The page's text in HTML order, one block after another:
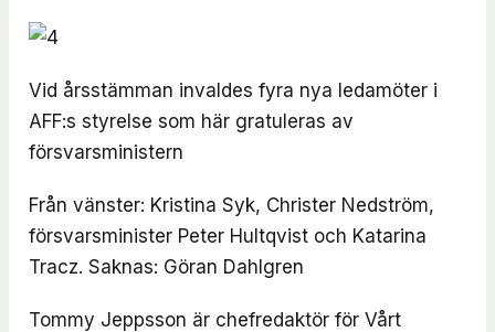
Vid årsstämman invaldes fyra nya ledamöter i
AFF:s styrelse som här gratuleras av
försvarsministern
Från vänster: Kristina Syk, Christer Nedström,
försvarsminister Peter Hultqvist och Katarina
Tracz. Saknas: Göran Dahlgren
Tommy Jeppsson är chefredaktör för Vårt